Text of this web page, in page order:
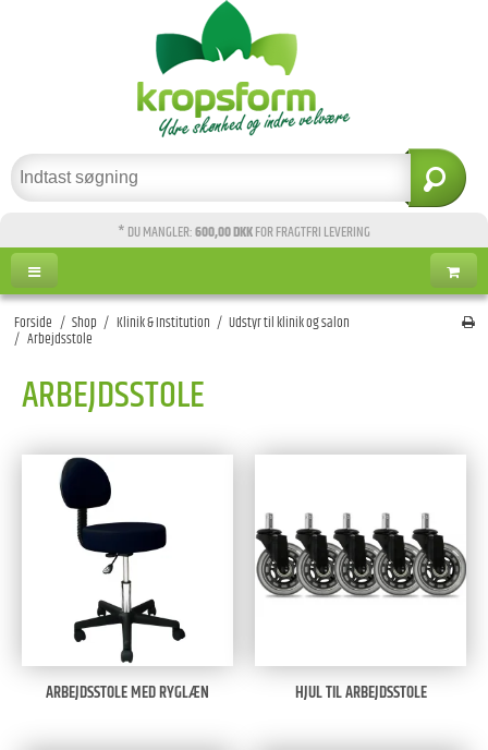
* DU MANGLER:600,00 DKKFOR FRAGTFRI LEVERING
Forside / Shop / Klinik & Institution / Udstyr til klinik og salon
/ Arbejdsstole
ARBEJDSSTOLE
ARBEJDSSTOLE MED RYGLÆN HJUL TIL ARBEJDSSTOLE